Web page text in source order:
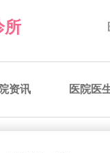
所
资讯 医院医